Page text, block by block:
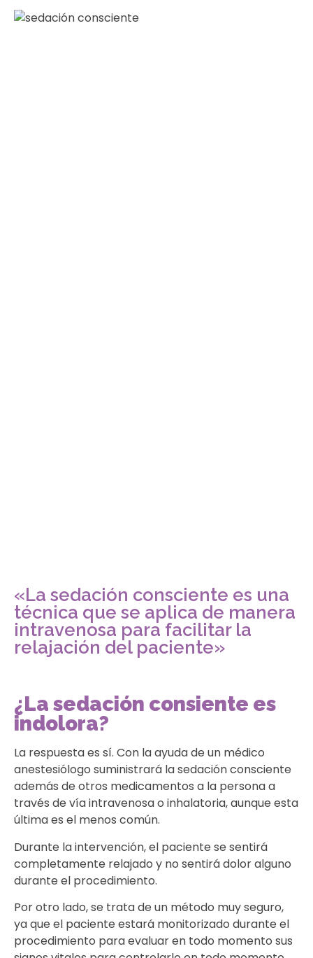
«La sedación consciente es una
técnica que se aplica de manera
intravenosa para facilitar la
relajación del paciente»
¿La sedación consiente es
indolora?
La respuesta es sí. Con la ayuda de un médico
anestesiólogo suministrará la sedación consciente
además de otros medicamentos a la persona a
través de vía intravenosa o inhalatoria, aunque esta
última es el menos común.
Durante la intervención, el paciente se sentirá
completamente relajado y no sentirá dolor alguno
durante el procedimiento.
Por otro lado, se trata de un método muy seguro,
ya que el paciente estará monitorizado durante el
procedimiento para evaluar en todo momento sus